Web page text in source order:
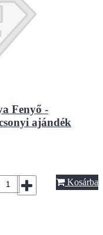
Fenyő -
ajándék
Kosárba